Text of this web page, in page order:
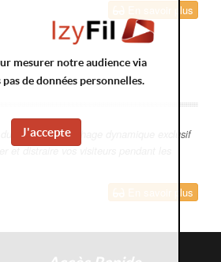
En savoir plus
système d'affichage dynamique exclusif
et distraire vos visiteurs pendant les
En savoir plus
mesurer notre audience via
de données personnelles.
J'accepte